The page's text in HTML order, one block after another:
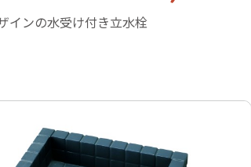
インの水受け付き立水栓